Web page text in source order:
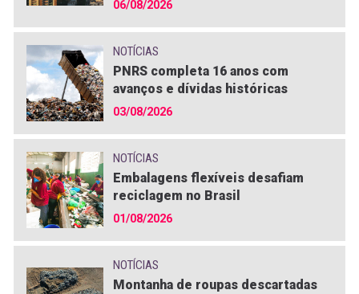
06/08/2026
NOTÍCIAS
PNRS completa 16 anos com
avanços e dívidas históricas
03/08/2026
NOTÍCIAS
Embalagens flexíveis desafiam
reciclagem no Brasil
01/08/2026
NOTÍCIAS
Montanha de roupas descartadas